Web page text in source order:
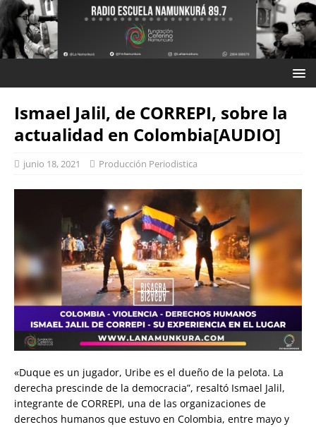
Ismael Jalil, de CORREPI, sobre la
actualidad en Colombia[AUDIO]
junio 18, 2021 Producción Periodistica
«Duque es un jugador, Uribe es el dueño de la pelota. La
derecha prescinde de la democracia”, resaltó Ismael Jalil,
integrante de CORREPI, una de las organizaciones de
derechos humanos que estuvo en Colombia, entre mayo y